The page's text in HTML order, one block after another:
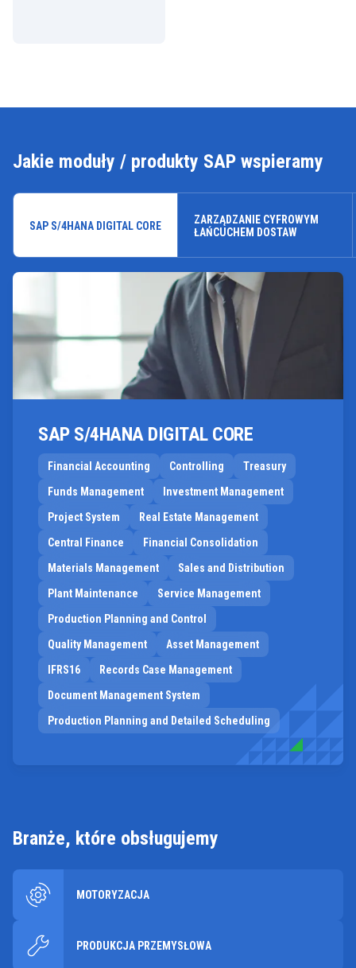
Jakie moduły / produkty SAP wspieramy
SAP S/4HANA DIGITAL CORE
ZARZĄDZANIE CYFROWYM
ŁAŃCUCHEM DOSTAW
SAP S/4HANA DIGITAL CORE
Financial Accounting Controlling
Treasury
Funds Management
Investment Management
Project System
Real Estate Management
Central Finance
Financial Consolidation
Materials Management
Sales and Distribution
Plant Maintenance
Service Management
Production Planning and Control
Quality Management
Asset Management
IFRS16
Records Case Management
Document Management System
Production Planning and Detailed Scheduling
Branże, które obsługujemy
MOTORYZACJA
PRODUKCJA PRZEMYSŁOWA